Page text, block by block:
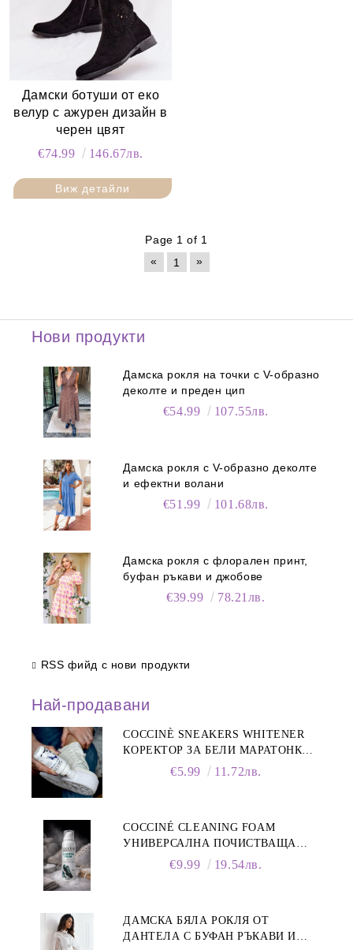
Дамски ботуши от еко
велур с ажурен дизайн в
черен цвят
€74.99
146.67лв.
Виж детайли
Page 1 of 1
«
1 »
Нови продукти
Дамска рокля на точки с V-образно
деколте и преден цип
€54.99 107.55лв.
Дамска рокля с V-образно деколте
и ефектни волани
€51.99 101.68лв.
Дамска рокля с флорален принт,
буфан ръкави и джобове
€39.99 78.21лв.
RSS фийд с нови продукти
Най-продавани
COCCINÈ SNEAKERS WHITENER
КОРЕКТОР ЗА БЕЛИ МАРАТОНКИ,
€5.99 11.72лв.
COCCINÉ CLEANING FOAM
УНИВЕРСАЛНА ПОЧИСТВАЩА
ПЯНА ЗА ОБУВКИ, 150 МЛ
€9.99 19.54лв.
ДАМСКА БЯЛА РОКЛЯ ОТ
ДАНТЕЛА С БУФАН РЪКАВИ И